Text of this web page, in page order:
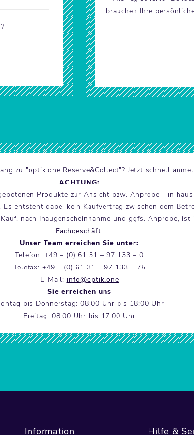
brauchen Ihre
zu "optik.one Reserve&Collect"? Jetzt schnell
ACHTUNG:
Produkte zur Ansicht bzw. Anprobe - in
entsteht dabei kein Kaufvertrag zwischen dem
nach Inaugenscheinnahme und ggfs. Anprobe,
Fachgeschäft.
Unser Team erreichen Sie unter:
Telefon: +49 – (0) 61 31 – 97 133 – 0
Telefax: +49 – (0) 61 31 – 97 133 – 75
E-Mail: info@optik.one
Sie erreichen uns
bis Donnerstag: 08:00 Uhr bis 18:00 Uhr
Freitag: 08:00 Uhr bis 17:00 Uhr
Information Hilfe &